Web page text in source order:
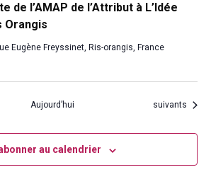
de l’AMAP de l’Attribut à L’Idée
Orangis
Eugène Freyssinet, Ris-orangis, France
Aujourd’hui Évènements
suivants
au calendrier